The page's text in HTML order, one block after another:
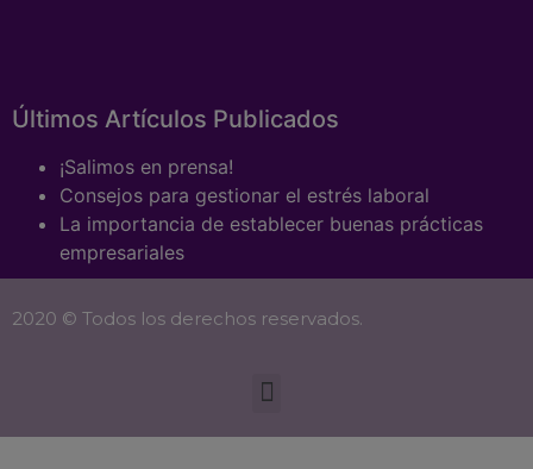
Últimos Artículos Publicados
¡Salimos en prensa!
Consejos para gestionar el estrés laboral
La importancia de establecer buenas prácticas
empresariales
2020 © Todos los derechos reservados.